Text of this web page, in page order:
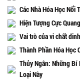
Các Nhà Hóa Học
Hiện Tượng Cực
Vai trò của vi chất
Thành Phần Hóa Học
Thủy Ngân: Những Bí
Loại Này